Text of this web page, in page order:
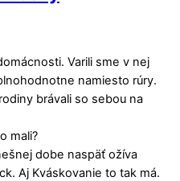
Varili sme v nej
namiesto rúry.
brávali so sebou na
mali?
dobe naspäť ožíva
Aj Kváskovanie to tak má.